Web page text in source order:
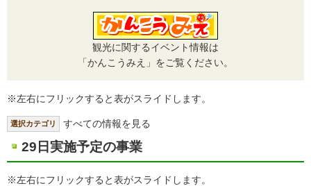
観光に関するイベント情報は
「かんこうみえ」をご覧ください。
※左右にフリックすると表がスライドします。
選択カテゴリ すべての情報を見る
29日実施予定の事業
※左右にフリックすると表がスライドします。